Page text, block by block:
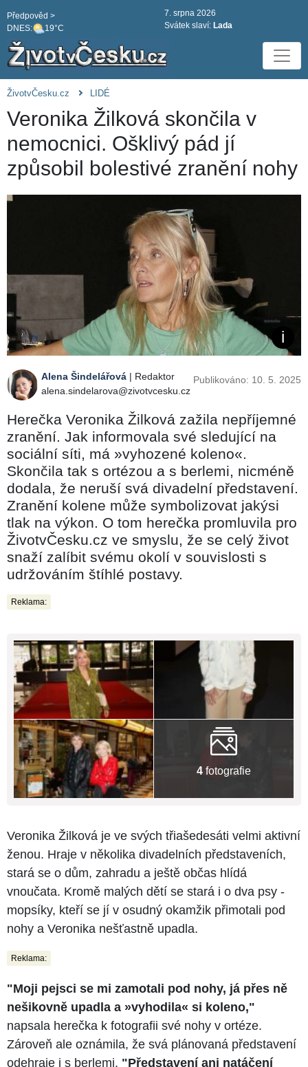
DNES: 19°C
Předpověd >
7. srpna 2026
Svátek slaví: Lada
ŽivotvČesku.cz LIDÉ
Veronika Žilková skončila v
nemocnici. Ošklivý pád jí
způsobil bolestivé zranění nohy
Alena Šindelářová | Redaktor
alena.sindelarova@zivotvcesku.cz
Publikováno: 10. 5. 2025
Herečka Veronika Žilková zažila nepříjemné
zranění. Jak informovala své sledující na
sociální síti, má »vyhozené koleno«.
Skončila tak s ortézou a s berlemi, nicméně
dodala, že neruší svá divadelní představení.
Zranění kolene může symbolizovat jakýsi
tlak na výkon. O tom herečka promluvila pro
ŽivotvČesku.cz ve smyslu, že se celý život
snaží zalíbit svému okolí v souvislosti s
udržováním štíhlé postavy.
Reklama:
4 fotografie
Veronika Žilková je ve svých třiašedesáti velmi aktivní
ženou. Hraje v několika divadelních představeních,
stará se o dům, zahradu a ještě občas hlídá
vnoučata. Kromě malých dětí se stará i o dva psy -
mopsíky, kteří se jí v osudný okamžik přimotali pod
nohy a Veronika nešťastně upadla.
Reklama:
"Moji pejsci se mi zamotali pod nohy, já přes ně
nešikovně upadla a »vyhodila« si koleno,"
napsala herečka k fotografii své nohy v ortéze.
Zároveň ale oznámila, že svá plánovaná představení
odehraje i s berlemi. "Představení ani natáčení